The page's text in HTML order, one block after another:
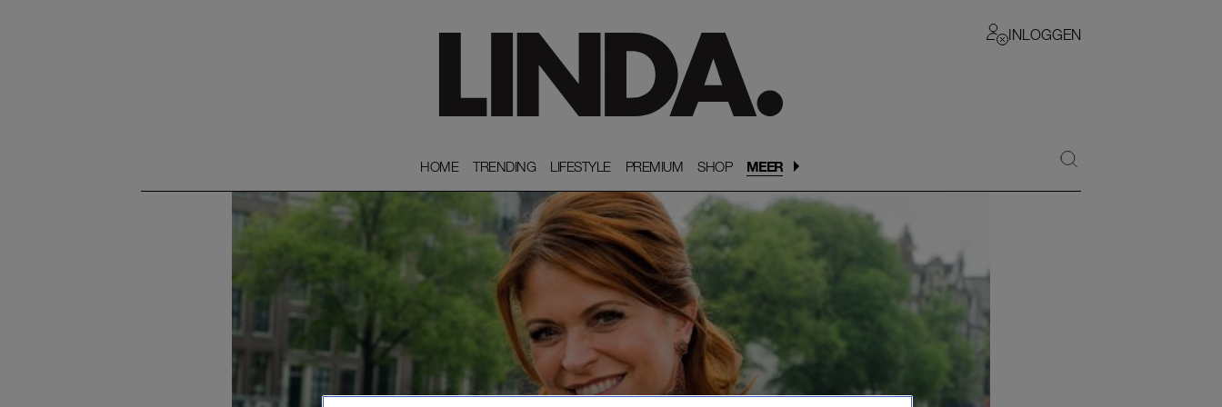
INLOGGEN
HOME
HOME TRENDING
TRENDING LIFESTYLE
LIFESTYLE PREMIUM
PREMIUM SHOP
SHOP MEER